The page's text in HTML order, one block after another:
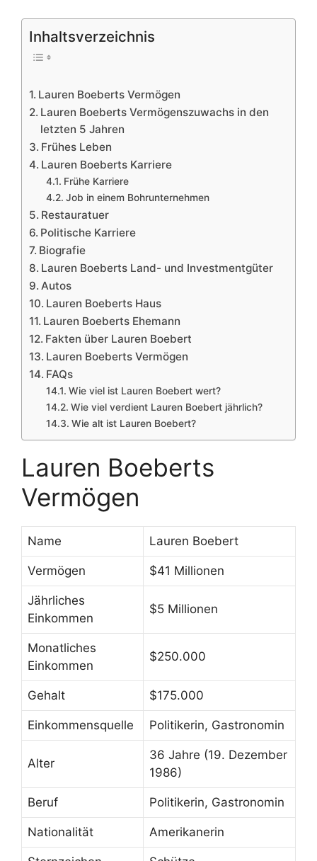
Inhaltsverzeichnis
Lauren Boeberts Vermögen
Lauren Boeberts Vermögenszuwachs in den
letzten 5 Jahren
Frühes Leben
Lauren Boeberts Karriere
Frühe Karriere
Job in einem Bohrunternehmen
Restauratuer
Politische Karriere
Biografie
Lauren Boeberts Land- und Investmentgüter
Autos
Lauren Boeberts Haus
Lauren Boeberts Ehemann
Fakten über Lauren Boebert
Lauren Boeberts Vermögen
FAQs
Wie viel ist Lauren Boebert wert?
Wie viel verdient Lauren Boebert jährlich?
Wie alt ist Lauren Boebert?
Lauren Boeberts
Vermögen
Name Lauren Boebert
Vermögen $41 Millionen
Jährliches
Einkommen
$5 Millionen
Monatliches
Einkommen
$250.000
Gehalt $175.000
Einkommensquelle Politikerin, Gastronomin
Alter
36 Jahre (19. Dezember
1986)
Beruf Politikerin, Gastronomin
Nationalität Amerikanerin